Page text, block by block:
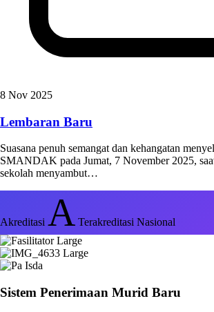
8 Nov 2025
Lembaran Baru
Suasana penuh semangat dan kehangatan
SMANDAK pada Jumat, 7 November 2025,
sekolah menyambut…
Akreditasi A Terakreditasi Nasional
Sistem Penerimaan Murid Baru